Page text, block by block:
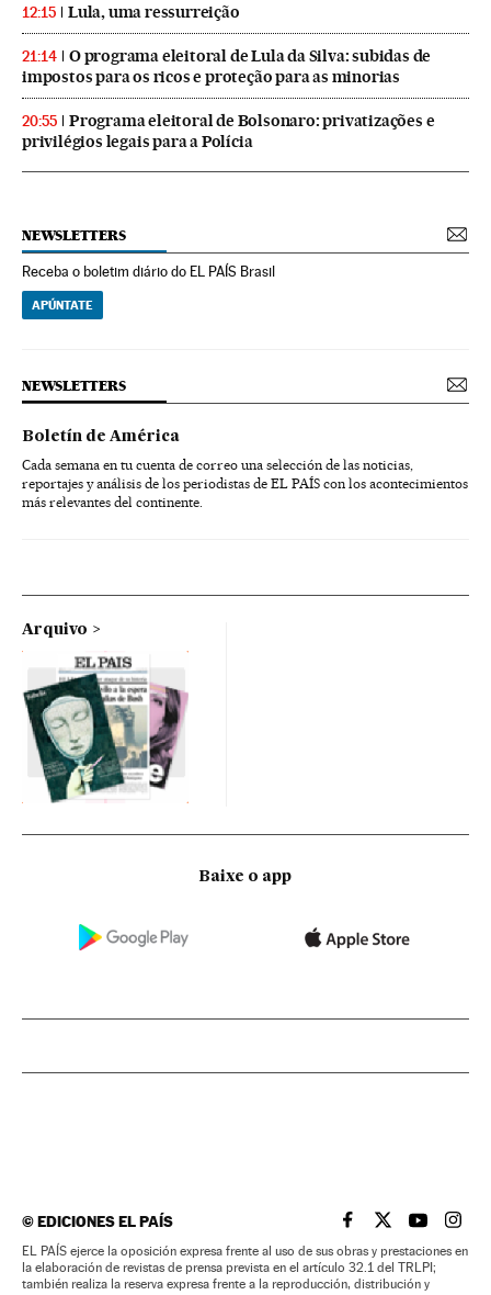
12:15 Lula, uma ressurreição
21:14
O programa eleitoral de Lula da Silva: subidas de
impostos para os ricos e proteção para as minorias
20:55
Programa eleitoral de Bolsonaro: privatizações e
privilégios legais para a Polícia
NEWSLETTERS
Receba o boletim diário do EL PAÍS Brasil
APÚNTATE
NEWSLETTERS
Boletín de América
Cada semana en tu cuenta de correo una selección de las noticias,
reportajes y análisis de los periodistas de EL PAÍS con los acontecimientos
más relevantes del continente.
Arquivo
Baixe o app
©EDICIONES EL PAÍS EL PAÍS BRASIL EN
EL PAÍSEL PAÍS
EL
EL PAÍS ejerce la oposición expresa frente al uso de sus obras y prestaciones en
la elaboración de revistas de prensa prevista en el artículo 32.1 del TRLPI;
también realiza la reserva expresa frente a la reproducción, distribución y